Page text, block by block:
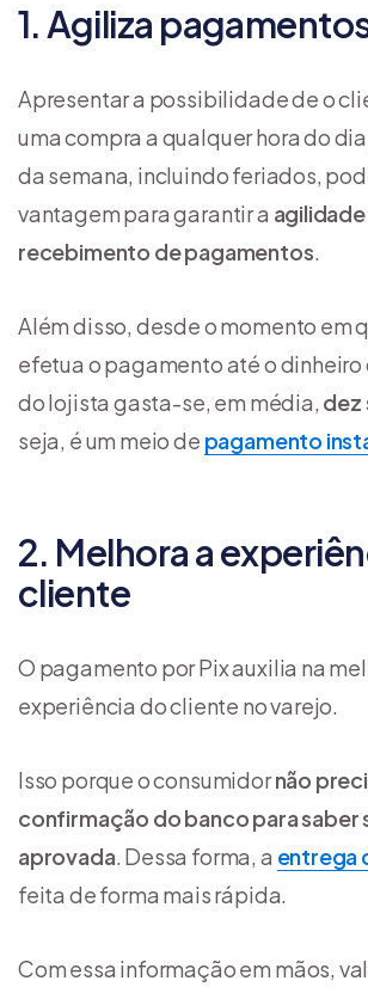
1. Agiliza
Apresentar a possibilidade de o
uma compra a qualquer hora do
da semana, incluindo feriados,
vantagem para garantir a
recebimento de pagamentos.
Além disso, desde o momento em
efetua o pagamento até o dinheiro
do lojista gasta-se, em média, dez
seja, é um meio de pagamento
2. Melhora a
cliente
O pagamento por Pix auxilia na
experiência do cliente no varejo.
Isso porque o consumidornão
confirmação do banco para saber
aprovada. Dessa forma, a entrega
feita de forma mais rápida.
Com essa informação em mãos,